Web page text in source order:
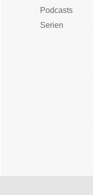
Podcasts
Serien